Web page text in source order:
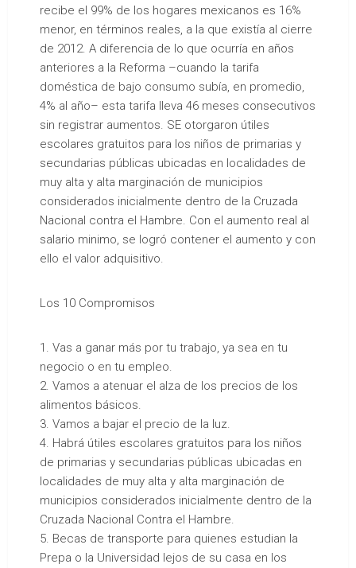
recibe el 99% de los hogares mexicanos es 16%
menor, en términos reales, a la que existía al cierre
de 2012. A diferencia de lo que ocurría en años
anteriores a la Reforma –cuando la tarifa
doméstica de bajo consumo subía, en promedio,
4% al año– esta tarifa lleva 46 meses consecutivos
sin registrar aumentos. SE otorgaron útiles
escolares gratuitos para los niños de primarias y
secundarias públicas ubicadas en localidades de
muy alta y alta marginación de municipios
considerados inicialmente dentro de la Cruzada
Nacional contra el Hambre. Con el aumento real al
salario minimo, se logró contener el aumento y con
ello el valor adquisitivo.
Los 10 Compromisos
1. Vas a ganar más por tu trabajo, ya sea en tu
negocio o en tu empleo.
2. Vamos a atenuar el alza de los precios de los
alimentos básicos.
3. Vamos a bajar el precio de la luz.
4. Habrá útiles escolares gratuitos para los niños
de primarias y secundarias públicas ubicadas en
localidades de muy alta y alta marginación de
municipios considerados inicialmente dentro de la
Cruzada Nacional Contra el Hambre.
5. Becas de transporte para quienes estudian la
Prepa o la Universidad lejos de su casa en los